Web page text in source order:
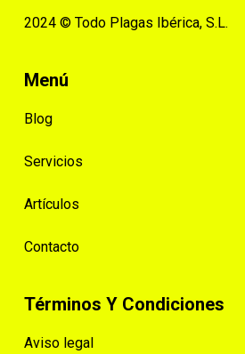
2024 © Todo Plagas Ibérica, S.L.
Menú
Blog
Servicios
Artículos
Contacto
Términos Y Condiciones
Aviso legal